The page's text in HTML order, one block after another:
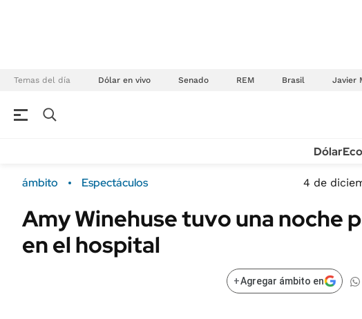
Temas del día Dólar en vivo Senado REM Brasil Javier
Campo
FINANZAS
Sustentabilidad
POLÍTICA
Dólar
ámbito Espectáculos 4 de
Amy Winehuse tuvo una noche
en el hospital
+Agregar ámbito en